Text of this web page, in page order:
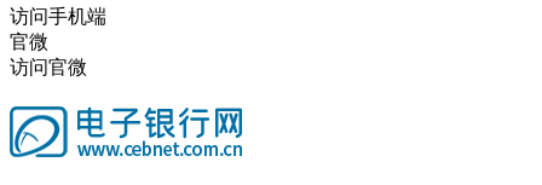
访问手机端
官微
访问官微